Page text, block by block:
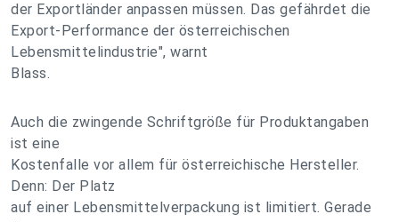
der Exportländer anpassen müssen. Das gefährdet die
Export-Performance der österreichischen
Lebensmittelindustrie", warnt
Blass.
Auch die zwingende Schriftgröße für Produktangaben
ist eine
Kostenfalle vor allem für österreichische Hersteller.
Denn: Der Platz
auf einer Lebensmittelverpackung ist limitiert. Gerade